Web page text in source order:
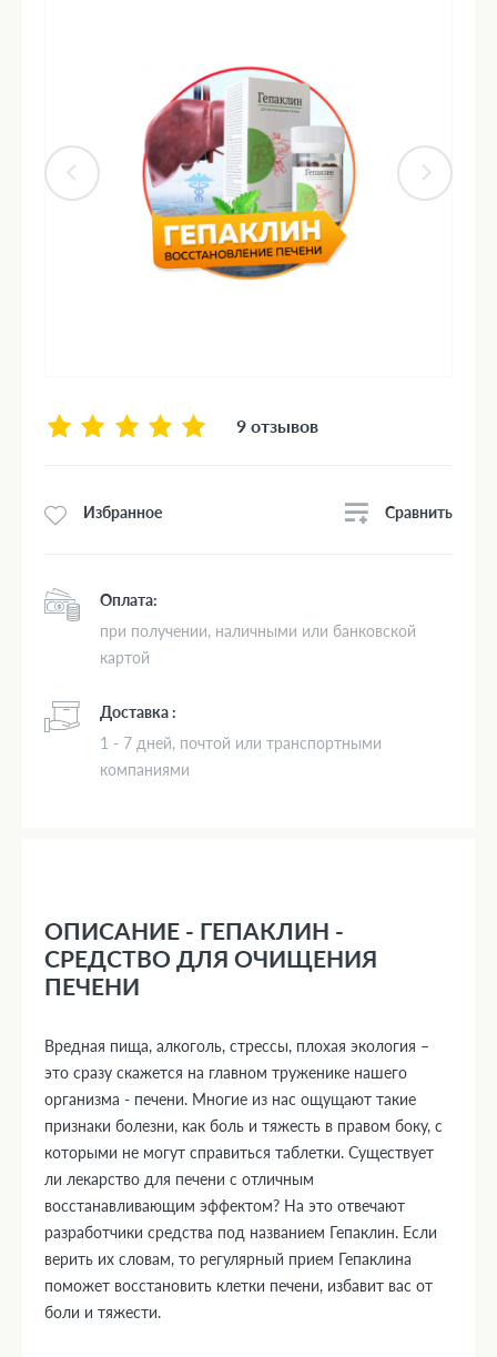
9 отзывов
Избранное Сравнить
Оплата:
при получении, наличными или банковской
картой
Доставка :
1 - 7 дней, почтой или транспортными
компаниями
ОПИСАНИЕ - ГЕПАКЛИН -
СРЕДСТВО ДЛЯ ОЧИЩЕНИЯ
ПЕЧЕНИ
Вредная пища, алкоголь, стрессы, плохая экология –
это сразу скажется на главном труженике нашего
организма - печени. Многие из нас ощущают такие
признаки болезни, как боль и тяжесть в правом боку, с
которыми не могут справиться таблетки. Существует
ли лекарство для печени с отличным
восстанавливающим эффектом? На это отвечают
разработчики средства под названием Гепаклин. Если
верить их словам, то регулярный прием Гепаклина
поможет восстановить клетки печени, избавит вас от
боли и тяжести.